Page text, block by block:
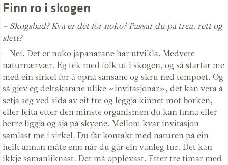
Finn ro i skogen
– Skogsbad? Kva er det for noko? Passar du på trea, rett og
slett?
– Nei. Det er noko japanarane har utvikla. Medvete
naturnærvær. Eg tek med folk ut i skogen, og så startar me
med ein sirkel for å opna sansane og skru ned tempoet. Og
så gjev eg deltakarane ulike «invitasjonar», det kan vera å
setja seg ved sida av eit tre og leggja kinnet mot borken,
eller leita etter den minste organismen du kan finna eller
berre liggja og sjå på skyene. Mellom kvar invitasjon
samlast me i sirkel. Du får kontakt med naturen på ein
heilt annan måte enn når du går ein vanleg tur. Det kan
ikkje samanliknast. Det må opplevast. Etter tre timar med